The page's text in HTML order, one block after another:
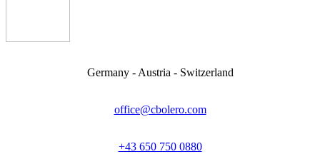
Germany - Austria - Switzerland
office@cbolero.com
+43 650 750 0880